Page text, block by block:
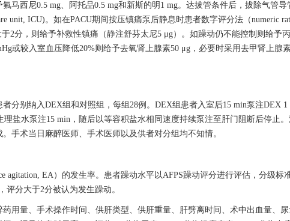
马西尼0.5 mg、阿托品0.5 mg和新斯的明1 mg。达拔管条件后，拔除气管
unit, ICU)。如在PACU期间按压镇痛泵后静息时患者数字评分法（numeric
于2分，则给予补救性镇痛（静注舒芬太尼5 μg）。如躁动仍不能控制则给予
或较入室血压降低20%则给予去氧肾上腺素50 μg，必要时采用去甲肾上腺
分别纳入DEX组和对照组，每组28例。DEX组患者入室后15 min泵注DEX
盐水泵注15 min，随后以等容积盐水相同速度持续泵注至肝门阻断后停止
手术当日麻醉医师、手术医师以及供者对分组均不知情。
agitation, EA）的发生率。患者躁动水平以AFPS躁动评分进行评估，分级
评分大于2分被认为发生躁动。
用量、手术操作时间、供肝类型、供肝重量、肝劈离时间、术中出血量、